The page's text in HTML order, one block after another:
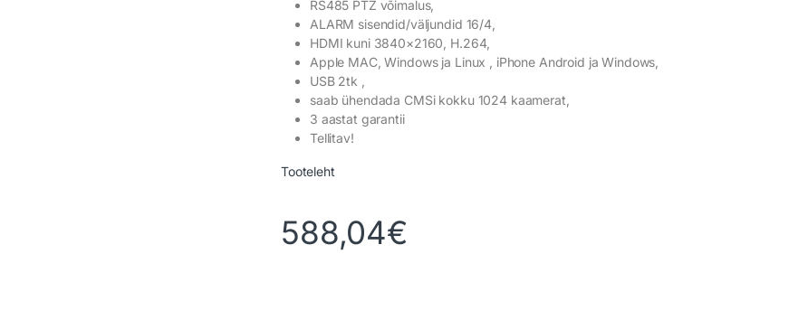
RS485 PTZ võimalus,
ALARM sisendid/väljundid 16/4,
HDMI kuni 3840×2160, H.264,
Apple MAC, Windows ja Linux , iPhone Android ja Windows,
USB 2tk ,
saab ühendada CMSi kokku 1024 kaamerat,
3 aastat garantii
Tellitav!
Tooteleht
588,04€